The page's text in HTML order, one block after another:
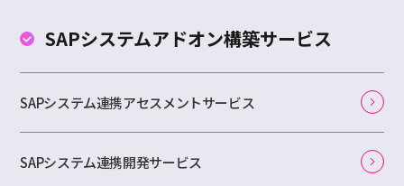
SAPシステムアドオン構築サービス
SAPシステム連携アセスメントサービス
SAPシステム連携開発サービス